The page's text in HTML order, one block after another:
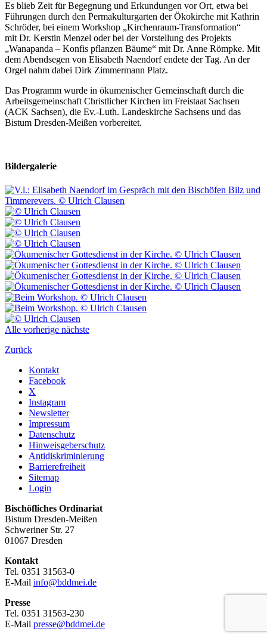
Es blieb Zeit für Begegnung und Erkundungen vor Ort, etwa bei
Führungen durch den Permakulturgarten der Ökokirche mit Kathrin
Schröder, bei einem Workshop „Kirchenraum-Transformation“
mit Dr. Kerstin Menzel oder bei der Vorstellung des Projekts
„Wanapanda – Konfis pflanzen Bäume“ mit Dr. Anne Römpke. Mit
dem Abendsegen von Elisabeth Naendorf endete der Tag. An der
Orgel nahm dabei Dirk Zimmermann Platz.
Das Programm wurde in ökumenischer Gemeinschaft durch die
Arbeitsgemeinschaft Christlicher Kirchen im Freistaat Sachsen
(ACK Sachsen), die Ev.-Luth. Landeskirche Sachsens und das
Bistum Dresden-Meißen vorbereitet.
Bildergalerie
Alle vorherige nächste
Zurück
Kontakt
Facebook
X
Instagram
Newsletter
Impressum
Datenschutz
Hinweisgeberschutz
Antidiskriminierung
Barrierefreiheit
Sitemap
Login
Bischöfliches Ordinariat
Bistum Dresden-Meißen
Schweriner Str. 27
01067 Dresden
Kontakt
Tel. 0351 31563-0
E-Mail info@bddmei.de
Presse
Tel. 0351 31563-230
E-Mail presse@bddmei.de